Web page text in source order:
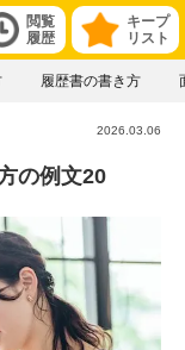
キープ
リスト
閲覧
履歴
履歴書の書き方
2026.03.06
の例文20